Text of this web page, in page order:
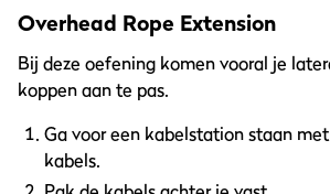
Overhead Rope Extension
Bij deze oefening komen vooral je
koppen aan te pas.
Ga voor een kabelstation staan
kabels.